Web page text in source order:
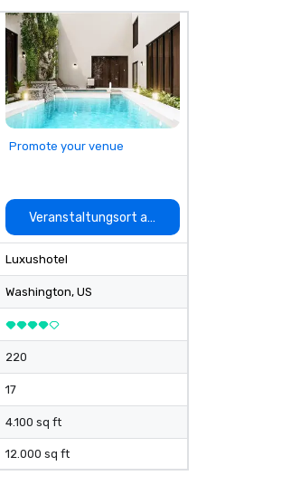
Promote your venue
Veranstaltungsort auswählen
Luxushotel
Washington, US
220
17
4.100 sq ft
12.000 sq ft